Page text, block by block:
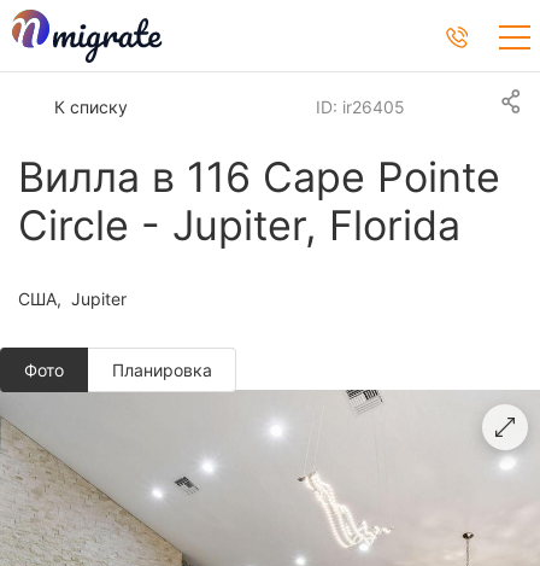
К списку
Вилла в 116 Cape Pointe
Circle - Jupiter, Florida
ID: ir26405
США Jupiter
Фото Планировкa